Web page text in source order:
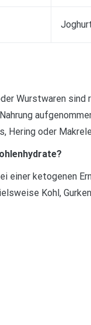
Wurstwaren
Hering oder
einer ketogenen
Kohl,